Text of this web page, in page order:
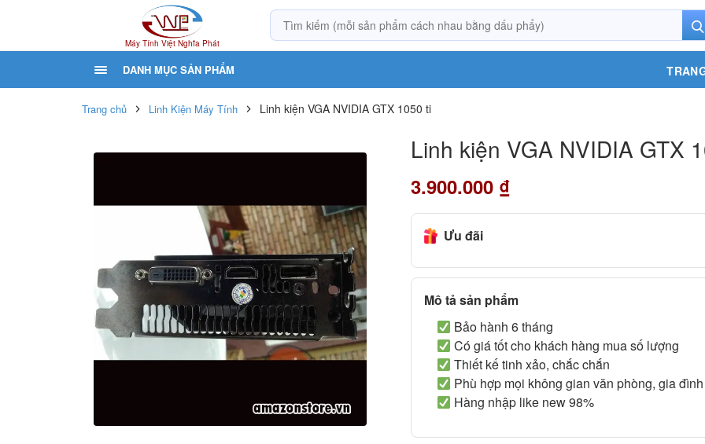
Máy Tính Việt Nghĩa Phát
DANH MỤC SẢN PHẨM
Trang chủ Linh Kiện Máy Tính Linh kiện VGA NVIDIA GTX 1050 ti
Linh kiện VGA NVIDIA GTX
3.900.000 ₫
Ưu đãi
Mô tả sản phẩm
Bảo hành 6 tháng
Có giá tốt cho khách hàng mua số lượng
Thiết kế tinh xảo, chắc chắn
Phù hợp mọi không gian văn phòng, gia đình
Hàng nhập like new 98%